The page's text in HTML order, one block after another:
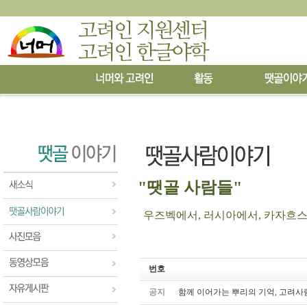
"땟골 사람들"
우즈벡에서, 러시아에서, 카자흐스
번호
공지 함께 이어가는 뿌리의 기억, 고려사